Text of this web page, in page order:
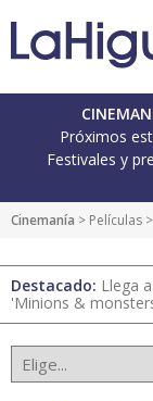
Próximos
Festivales y
Cinemanía > Películas >
Destacado: Llega
'Minions &